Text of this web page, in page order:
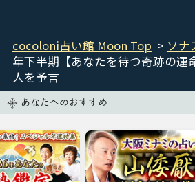
cocoloni占い館 Moon Top > ソナ
年下半期【あなたを待つ奇跡の運
人を予言
あなたへのおすすめ